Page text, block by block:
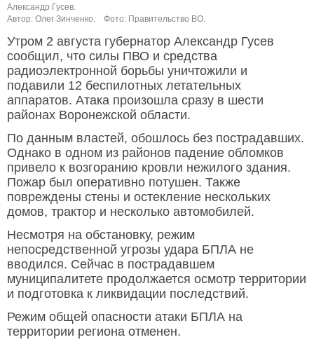
Александр Гусев.
Автор: Олег Зинченко.
Фото: Правительство ВО.
Утром 2 августа губернатор Александр Гусев
сообщил, что силы ПВО и средства
радиоэлектронной борьбы уничтожили и
подавили 12 беспилотных летательных
аппаратов. Атака произошла сразу в шести
районах Воронежской области.
По данным властей, обошлось без пострадавших.
Однако в одном из районов падение обломков
привело к возгоранию кровли нежилого здания.
Пожар был оперативно потушен. Также
повреждены стены и остекление нескольких
домов, трактор и несколько автомобилей.
Несмотря на обстановку, режим
непосредственной угрозы удара БПЛА не
вводился. Сейчас в пострадавшем
муниципалитете продолжается осмотр территории
и подготовка к ликвидации последствий.
Режим общей опасности атаки БПЛА на
территории региона отменен.